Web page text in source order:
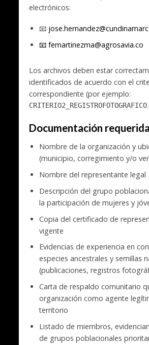
electrónicos:
📧
📧 femartinezma@agrosavia.co
Los archivos deben estar
identificados de acuerdo con el
correspondiente (por ejemplo:
Documentación requerida
Nombre de la organización y
(municipio, corregimiento y/o
Nombre del representante legal
Descripción del grupo
la participación de mujeres y
Copia del certificado de
vigente
Evidencias de experiencia en
especies ancestrales y semillas
(publicaciones, registros
Carta de respaldo comunitario
organización como agente
territorio
Listado de miembros,
de grupos poblacionales